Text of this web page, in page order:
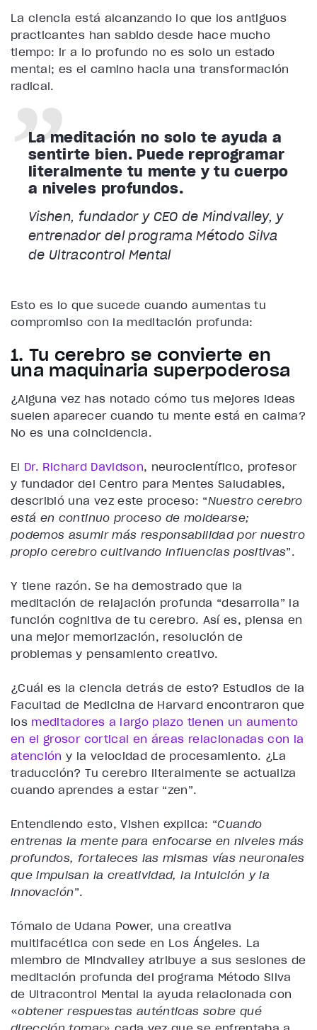
La ciencia está alcanzando lo que los antiguos
practicantes han sabido desde hace mucho
tiempo: ir a lo profundo no es solo un estado
mental; es el camino hacia una transformación
radical.
La meditación no solo te ayuda a
sentirte bien. Puede reprogramar
literalmente tu mente y tu cuerpo
a niveles profundos.
Vishen, fundador y CEO de Mindvalley, y
entrenador del programa Método Silva
de Ultracontrol Mental
Esto es lo que sucede cuando aumentas tu
compromiso con la meditación profunda:
1. Tu cerebro se convierte en
una maquinaria superpoderosa
¿Alguna vez has notado cómo tus mejores ideas
suelen aparecer cuando tu mente está en calma?
No es una coincidencia.
El Dr. Richard Davidson, neurocientífico, profesor
y fundador del Centro para Mentes Saludables,
describió una vez este proceso: “Nuestro cerebro
está en continuo proceso de moldearse;
podemos asumir más responsabilidad por nuestro
propio cerebro cultivando influencias positivas”.
Y tiene razón. Se ha demostrado que la
meditación de relajación profunda “desarrolla” la
función cognitiva de tu cerebro. Así es, piensa en
una mejor memorización, resolución de
problemas y pensamiento creativo.
¿Cuál es la ciencia detrás de esto? Estudios de la
Facultad de Medicina de Harvard encontraron que
los meditadores a largo plazo tienen un aumento
en el grosor cortical en áreas relacionadas con la
atención y la velocidad de procesamiento. ¿La
traducción? Tu cerebro literalmente se actualiza
cuando aprendes a estar “zen”.
Entendiendo esto, Vishen explica: “Cuando
entrenas la mente para enfocarse en niveles más
profundos, fortaleces las mismas vías neuronales
que impulsan la creatividad, la intuición y la
innovación”.
Tómalo de Udana Power, una creativa
multifacética con sede en Los Ángeles. La
miembro de Mindvalley atribuye a sus sesiones de
meditación profunda del programa Método Silva
de Ultracontrol Mental la ayuda relacionada con
«obtener respuestas auténticas sobre qué